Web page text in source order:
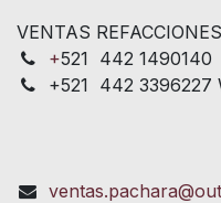
VENTAS REFACCIONES
+521 442
+521 442 3396227